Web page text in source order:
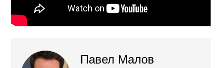
Павел Малов